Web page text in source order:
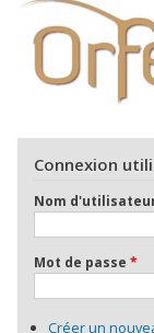
Connexion
Nom
Mot de passe *
Créer un